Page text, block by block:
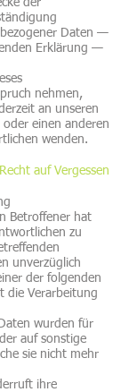
der
Daten —
Erklärung —
nehmen,
an unseren
einen anderen
wenden.
auf Vergessen
Betroffener hat
zu
unverzüglich
der folgenden
die Verarbeitung
wurden für
auf sonstige
sie nicht mehr
ihre